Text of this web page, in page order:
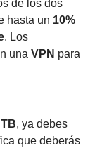
de los dos
hasta un 10%
. Los
una VPN para
, ya debes
que deberás